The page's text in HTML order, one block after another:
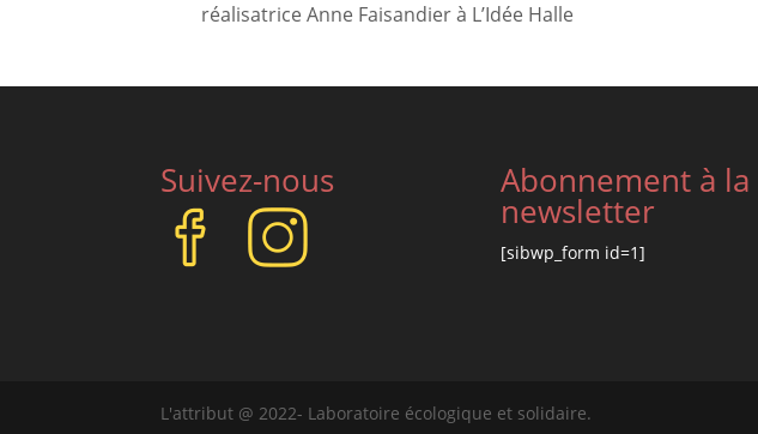
réalisatrice Anne Faisandier à L’Idée Halle
Suivez-nous Abonnement à la
newsletter
[sibwp_form id=1]
L'attribut @ 2022- Laboratoire écologique et solidaire.